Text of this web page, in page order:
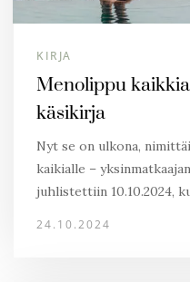
KIRJA
Menolippu
käsikirja
Nyt se on ulkona,
kaikialle –
juhlistettiin 10.10.2024,
24.10.2024